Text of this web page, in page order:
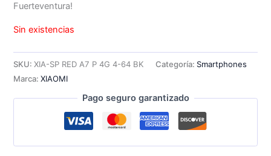
Fuerteventura!
Sin existencias
SKU:XIA-SP RED A7 P 4G 4-64 BK Categoría: Smartphones
Marca:XIAOMI
Pago seguro garantizado